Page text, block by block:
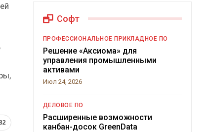
Софт
ПРОФЕССИОНАЛЬНОЕ ПРИКЛАДНОЕ ПО
Решение «Аксиома» для
управления промышленными
активами
Июл 24, 2026
ДЕЛОВОЕ ПО
Расширенные возможности
канбан-досок GreenData